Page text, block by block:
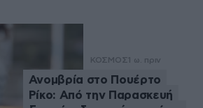
ΚΟΣΜΟΣ 1 ω. πριν
Ανομβρία στο Πουέρτο
Ρίκο: Από την Παρασκευή